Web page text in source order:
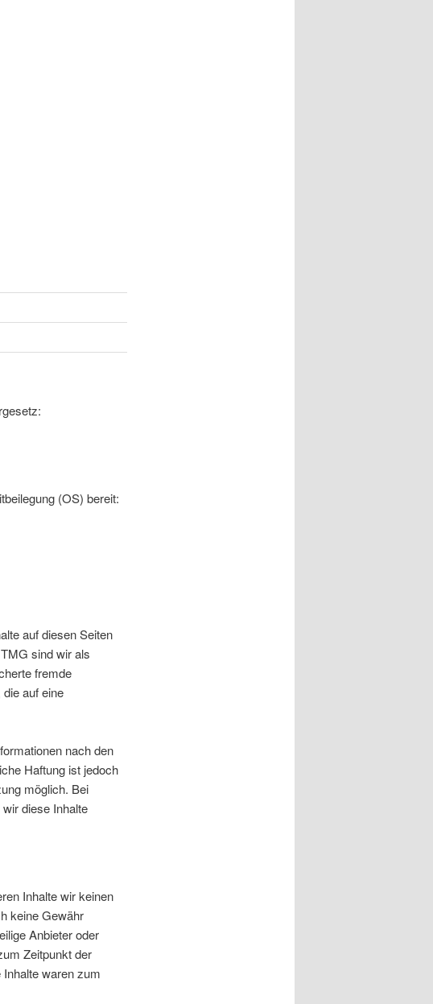
(OS) bereit:
auf diesen Seiten
sind wir als
fremde
auf eine
nach den
Haftung ist jedoch
möglich. Bei
diese Inhalte
Inhalte wir keinen
keine Gewähr
Anbieter oder
Zeitpunkt der
waren zum